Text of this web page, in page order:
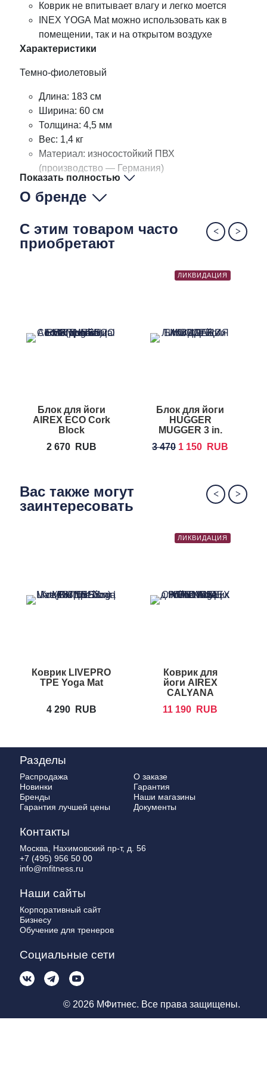
Коврик не впитывает влагу и легко моется
INEX YOGA Mat можно использовать как в
помещении, так и на открытом воздухе
Характеристики
Темно-фиолетовый
Длина: 183 см
Ширина: 60 см
Толщина: 4,5 мм
Вес: 1,4 кг
Материал: износостойкий ПВХ
(производство — Германия)
Показать полностью
О бренде
С этим товаром часто
приобретают
Блок для йоги
AIREX ECO Cork
Block
2 670
RUB
ЛИКВИДАЦИЯ
Блок для йоги
HUGGER
MUGGER 3 in.
Block
3 470 1 150 RUB
Вас также могут
заинтересовать
Коврик LIVEPRO
TPE Yoga Mat
4 290 RUB
ЛИКВИДАЦИЯ
Коврик для
йоги AIREX
CALYANA
11 190 RUB
Разделы
Распродажа
Новинки
Бренды
Гарантия лучшей цены
О заказе
Гарантия
Наши магазины
Документы
Контакты
Москва, Нахимовский пр-т, д. 56
+7 (495) 956 50 00
info@mfitness.ru
Наши сайты
Корпоративный сайт
Бизнесу
Обучение для тренеров
Социальные сети
© 2026 МФитнес. Все права защищены.